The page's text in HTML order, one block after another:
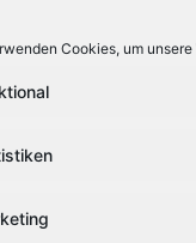
Cookies, um
…!
hat, sich der